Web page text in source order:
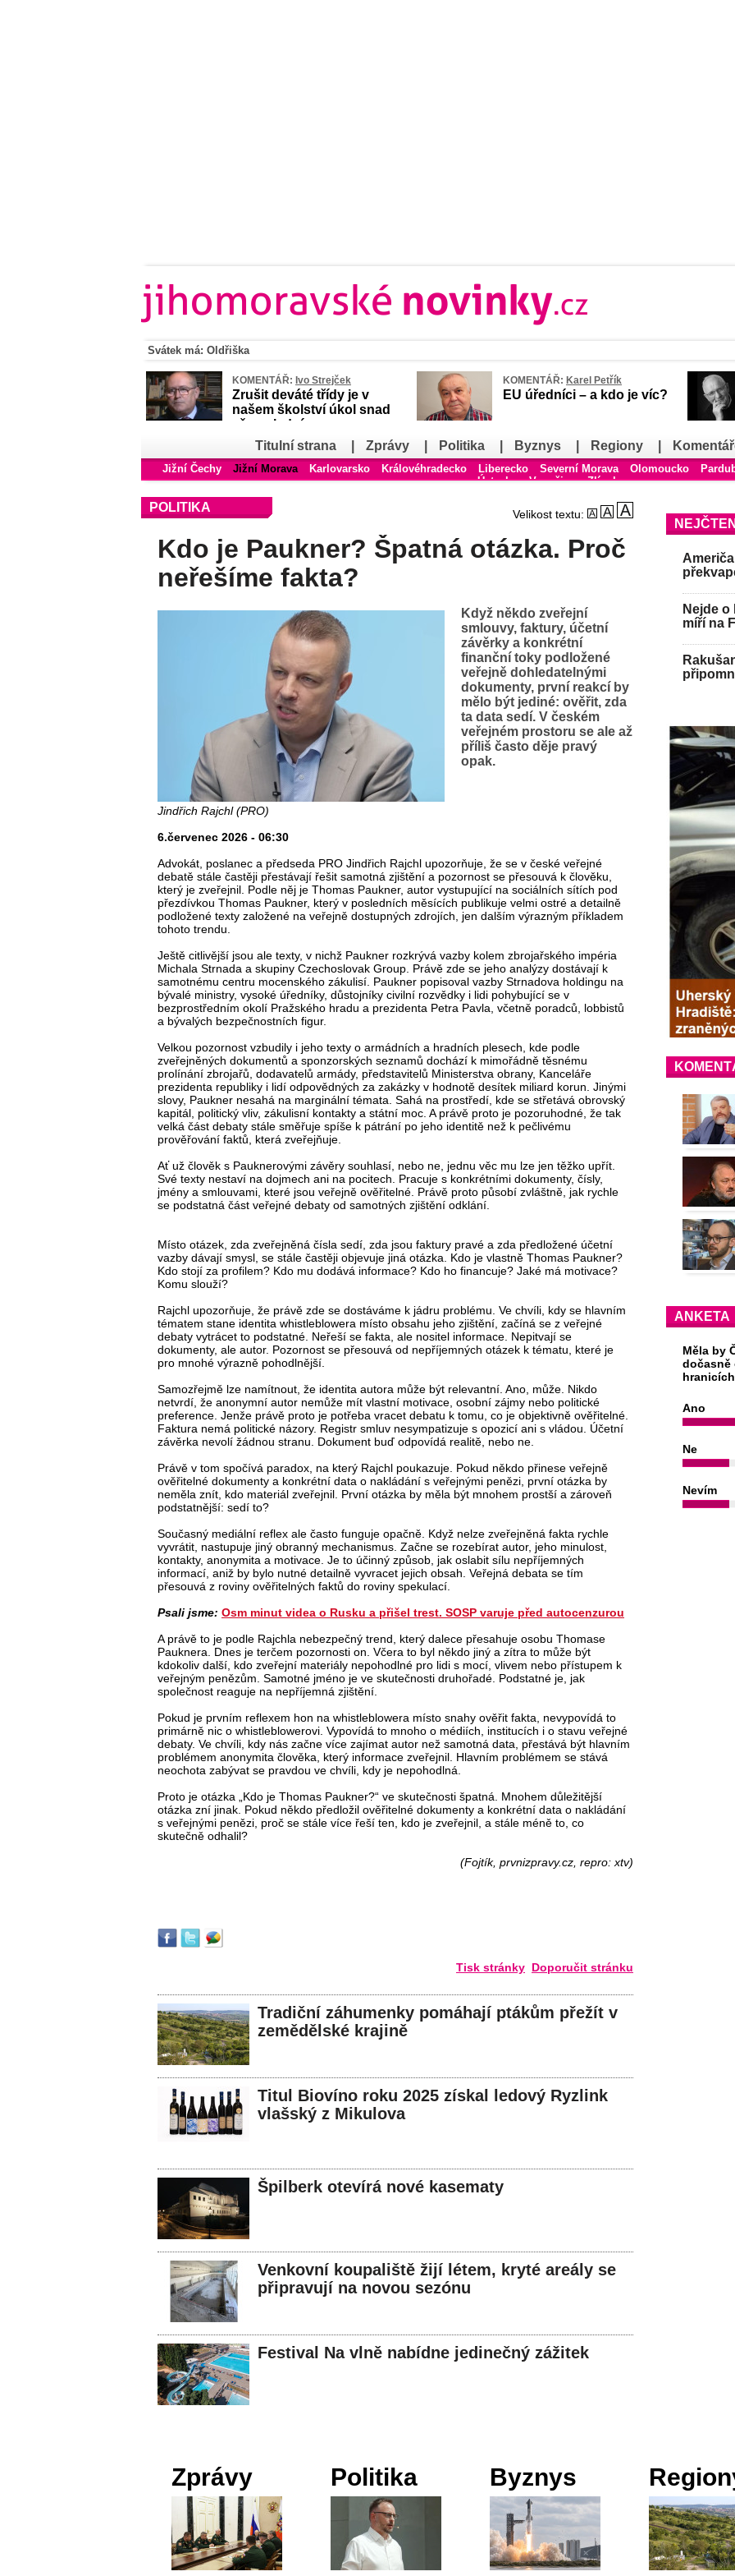
Svátek má: Oldřiška
KOMENTÁŘ: Ivo Strejček
Zrušit deváté třídy je v
našem školství úkol snad
až poslední
KOMENTÁŘ: Karel Petřík
EU úředníci – a kdo je víc?
Titulní strana Zprávy Politika Byznys Regiony
Jižní Čechy Jižní Morava Karlovarsko Královéhradecko Liberecko Severní Morava Olomoucko
Ústecko
Vysočina Zlínsko
POLITIKA Velikost textu:
Kdo je Paukner? Špatná otázka. Proč
neřešíme fakta?
Když někdo zveřejní
smlouvy, faktury, účetní
závěrky a konkrétní
finanční toky podložené
veřejně dohledatelnými
dokumenty, první reakcí by
mělo být jediné: ověřit, zda
ta data sedí. V českém
veřejném prostoru se ale až
příliš často děje pravý
opak.
Jindřich Rajchl (PRO)
6.červenec 2026 - 06:30
Advokát, poslanec a předseda PRO Jindřich Rajchl upozorňuje, že se v české veřejné
debatě stále častěji přestávají řešit samotná zjištění a pozornost se přesouvá k člověku,
který je zveřejnil. Podle něj je Thomas Paukner, autor vystupující na sociálních sítích pod
přezdívkou Thomas Paukner, který v posledních měsících publikuje velmi ostré a detailně
podložené texty založené na veřejně dostupných zdrojích, jen dalším výrazným příkladem
tohoto trendu.
Ještě citlivější jsou ale texty, v nichž Paukner rozkrývá vazby kolem zbrojařského impéria
Michala Strnada a skupiny Czechoslovak Group⁠. Právě zde se jeho analýzy dostávají k
samotnému centru mocenského zákulisí. Paukner popisoval vazby Strnadova holdingu na
bývalé ministry, vysoké úředníky, důstojníky civilní rozvědky i lidi pohybující se v
bezprostředním okolí Pražského hradu a prezidenta Petra Pavla, včetně poradců, lobbistů
a bývalých bezpečnostních figur.
Velkou pozornost vzbudily i jeho texty o armádních a hradních plesech, kde podle
zveřejněných dokumentů a sponzorských seznamů dochází k mimořádně těsnému
prolínání zbrojařů, dodavatelů armády, představitelů Ministerstva obrany, Kanceláře
prezidenta republiky i lidí odpovědných za zakázky v hodnotě desítek miliard korun. Jinými
slovy, Paukner nesahá na marginální témata. Sahá na prostředí, kde se střetává obrovský
kapitál, politický vliv, zákulisní kontakty a státní moc. A právě proto je pozoruhodné, že tak
velká část debaty stále směřuje spíše k pátrání po jeho identitě než k pečlivému
prověřování faktů, která zveřejňuje.
Ať už člověk s Pauknerovými závěry souhlasí, nebo ne, jednu věc mu lze jen těžko upřít.
Své texty nestaví na dojmech ani na pocitech. Pracuje s konkrétními dokumenty, čísly,
jmény a smlouvami, které jsou veřejně ověřitelné. Právě proto působí zvláštně, jak rychle
se podstatná část veřejné debaty od samotných zjištění odklání.
Místo otázek, zda zveřejněná čísla sedí, zda jsou faktury pravé a zda předložené účetní
vazby dávají smysl, se stále častěji objevuje jiná otázka. Kdo je vlastně Thomas Paukner?
Kdo stojí za profilem? Kdo mu dodává informace? Kdo ho financuje? Jaké má motivace?
Komu slouží?
Rajchl upozorňuje, že právě zde se dostáváme k jádru problému. Ve chvíli, kdy se hlavním
tématem stane identita whistleblowera místo obsahu jeho zjištění, začíná se z veřejné
debaty vytrácet to podstatné. Neřeší se fakta, ale nositel informace. Nepitvají se
dokumenty, ale autor. Pozornost se přesouvá od nepříjemných otázek k tématu, které je
pro mnohé výrazně pohodlnější.
Samozřejmě lze namítnout, že identita autora může být relevantní. Ano, může. Nikdo
netvrdí, že anonymní autor nemůže mít vlastní motivace, osobní zájmy nebo politické
preference. Jenže právě proto je potřeba vracet debatu k tomu, co je objektivně ověřitelné.
Faktura nemá politické názory. Registr smluv nesympatizuje s opozicí ani s vládou. Účetní
závěrka nevolí žádnou stranu. Dokument buď odpovídá realitě, nebo ne.
Právě v tom spočívá paradox, na který Rajchl poukazuje. Pokud někdo přinese veřejně
ověřitelné dokumenty a konkrétní data o nakládání s veřejnými penězi, první otázka by
neměla znít, kdo materiál zveřejnil. První otázka by měla být mnohem prostší a zároveň
podstatnější: sedí to?
Současný mediální reflex ale často funguje opačně. Když nelze zveřejněná fakta rychle
vyvrátit, nastupuje jiný obranný mechanismus. Začne se rozebírat autor, jeho minulost,
kontakty, anonymita a motivace. Je to účinný způsob, jak oslabit sílu nepříjemných
informací, aniž by bylo nutné detailně vyvracet jejich obsah. Veřejná debata se tím
přesouvá z roviny ověřitelných faktů do roviny spekulací.
Psali jsme: Osm minut videa o Rusku a přišel trest. SOSP varuje před autocenzurou
A právě to je podle Rajchla nebezpečný trend, který dalece přesahuje osobu Thomase
Pauknera. Dnes je terčem pozornosti on. Včera to byl někdo jiný a zítra to může být
kdokoliv další, kdo zveřejní materiály nepohodlné pro lidi s mocí, vlivem nebo přístupem k
veřejným penězům. Samotné jméno je ve skutečnosti druhořadé. Podstatné je, jak
společnost reaguje na nepříjemná zjištění.
Pokud je prvním reflexem hon na whistleblowera místo snahy ověřit fakta, nevypovídá to
primárně nic o whistleblowerovi. Vypovídá to mnoho o médiích, institucích i o stavu veřejné
debaty. Ve chvíli, kdy nás začne více zajímat autor než samotná data, přestává být hlavním
problémem anonymita člověka, který informace zveřejnil. Hlavním problémem se stává
neochota zabývat se pravdou ve chvíli, kdy je nepohodlná.
Proto je otázka „Kdo je Thomas Paukner?“ ve skutečnosti špatná. Mnohem důležitější
otázka zní jinak. Pokud někdo předložil ověřitelné dokumenty a konkrétní data o nakládání
s veřejnými penězi, proč se stále více řeší ten, kdo je zveřejnil, a stále méně to, co
skutečně odhalil?
(Fojtík, prvnizpravy.cz, repro: xtv)
Tisk stránky Doporučit stránku
Tradiční záhumenky pomáhají ptákům přežít v
zemědělské krajině
Titul Biovíno roku 2025 získal ledový Ryzlink
vlašský z Mikulova
Špilberk otevírá nové kasematy
Venkovní koupaliště žijí létem, kryté areály se
připravují na novou sezónu
Festival Na vlně nabídne jedinečný zážitek
Nejde o
míří na
ANKETA
Měla by
dočasně
Ano
Ne
Nevím
Zprávy Politika Byznys